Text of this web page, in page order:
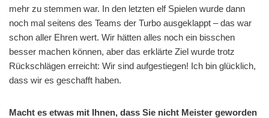
mehr zu stemmen war. In den letzten elf Spielen wurde dann
noch mal seitens des Teams der Turbo ausgeklappt – das war
schon aller Ehren wert. Wir hätten alles noch ein bisschen
besser machen können, aber das erklärte Ziel wurde trotz
Rückschlägen erreicht: Wir sind aufgestiegen! Ich bin glücklich,
dass wir es geschafft haben.
Macht es etwas mit Ihnen, dass Sie nicht Meister geworden